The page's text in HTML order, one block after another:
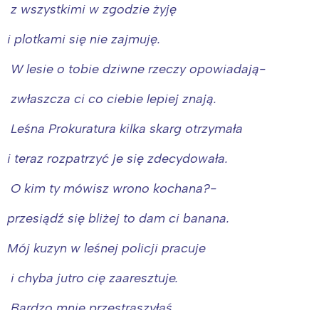
z wszystkimi w zgodzie żyję
i plotkami się nie zajmuję.
W lesie o tobie dziwne rzeczy opowiadają-
zwłaszcza ci co ciebie lepiej znają.
Leśna Prokuratura kilka skarg otrzymała
i teraz rozpatrzyć je się zdecydowała.
O kim ty mówisz wrono kochana?-
przesiądź się bliżej to dam ci banana.
Mój kuzyn w leśnej policji pracuje
i chyba jutro cię zaaresztuje.